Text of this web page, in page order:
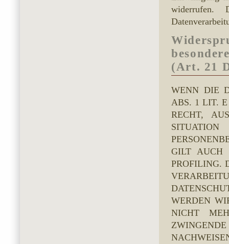
widerrufen.
(Art. 21
WENN DIE
ABS. 1 LIT. E
RECHT,
GILT AUCH
PROFILING.
WERDEN
NICHT